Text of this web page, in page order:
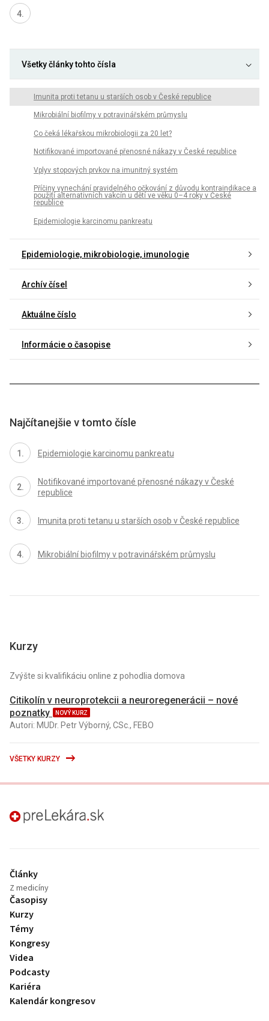
Všetky články tohto čísla
Imunita proti tetanu u starších osob v České republice
Mikrobiální biofilmy v potravinářském průmyslu
Co čeká lékařskou mikrobiologii za 20 let?
Notifikované importované přenosné nákazy v České republice
Vplyv stopových prvkov na imunitný systém
Příčiny vynechání pravidelného očkování z důvodu kontraindikace a
použití alternativních vakcín u dětí ve věku 0–4 roky v České
republice
Epidemiologie karcinomu pankreatu
Epidemiologie, mikrobiologie, imunologie
Archív čísel
Aktuálne číslo
Informácie o časopise
Najčítanejšie v tomto čísle
Epidemiologie karcinomu pankreatu
Notifikované importované přenosné nákazy v České
republice
Imunita proti tetanu u starších osob v České republice
Mikrobiální biofilmy v potravinářském průmyslu
Kurzy
Zvýšte si kvalifikáciu online z pohodlia domova
Citikolín v neuroprotekcii a neuroregenerácii – nové
poznatky
NOVÝ KURZ
Autori: MUDr. Petr Výborný, CSc., FEBO
VŠETKY KURZY
preLekára.sk
Články
Z medicíny
Časopisy
Kurzy
Témy
Kongresy
Videa
Podcasty
Kariéra
Kalendár kongresov